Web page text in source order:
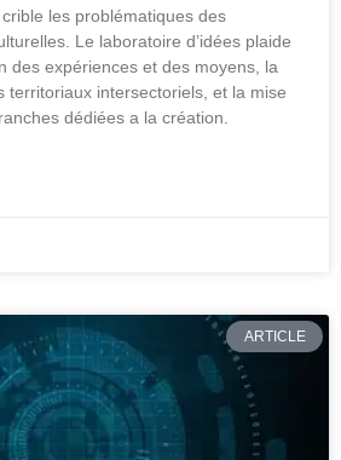
crible les problématiques des
Le laboratoire d’idées plaide
des expériences et des moyens, la
territoriaux intersectoriels, et la mise
dédiées а la création.
ARTICLE